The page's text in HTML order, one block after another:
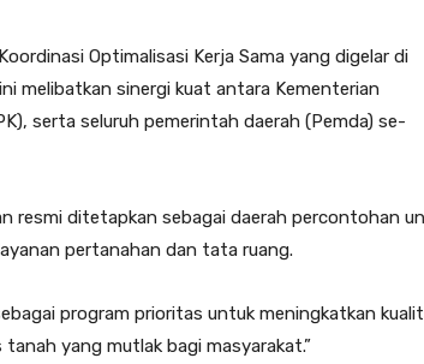
Optimalisasi Kerja Sama yang digelar di
melibatkan sinergi kuat antara Kementerian
serta seluruh pemerintah daerah (Pemda) se-
resmi ditetapkan sebagai daerah percontohan
pertanahan dan tata ruang.
program prioritas untuk meningkatkan
yang mutlak bagi masyarakat.”